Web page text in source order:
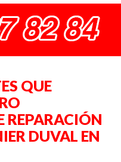
QUE
REPARACIÓN
DUVAL EN